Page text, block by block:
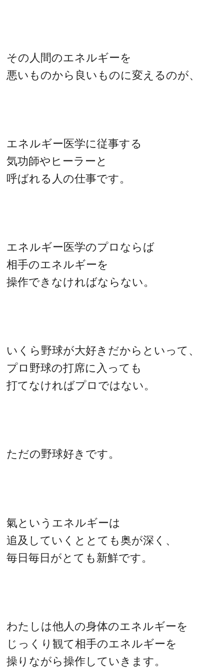
その人間のエネルギーを
悪いものから良いものに変えるのが、
エネルギー医学に従事する
気功師やヒーラーと
呼ばれる人の仕事です。
エネルギー医学のプロならば
相手のエネルギーを
操作できなければならない。
いくら野球が大好きだからといって、
プロ野球の打席に入っても
打てなければプロではない。
ただの野球好きです。
氣というエネルギーは
追及していくととても奥が深く、
毎日毎日がとても新鮮です。
わたしは他人の身体のエネルギーを
じっくり観て相手のエネルギーを
操りながら操作していきます。